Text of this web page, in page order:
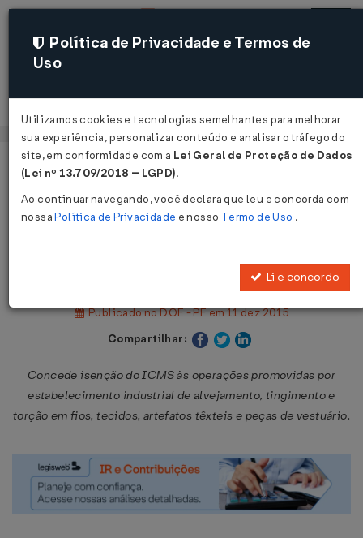
Acessar
Página Inicial
Legislações
Lei Nº 15663 DE 10/12/2015
Publicado no DOE - PE em 11 dez 2015
Compartilhar:
Concede isenção do ICMS às operações promovidas por
estabelecimento industrial de alvejamento, tingimento e
torção em fios, tecidos, artefatos têxteis e peças de vestuário.
Política de Privacidade e Termos de
Uso
Utilizamos cookies e tecnologias semelhantes para melhorar
sua experiência, personalizar conteúdo e analisar o tráfego do
site, em conformidade com a Lei Geral de Proteção de Dados
(Lei nº 13.709/2018 – LGPD).
Ao continuar navegando, você declara que leu e concorda com
nossaPolítica de Privacidade e nosso Termo de Uso .
Li e concordo